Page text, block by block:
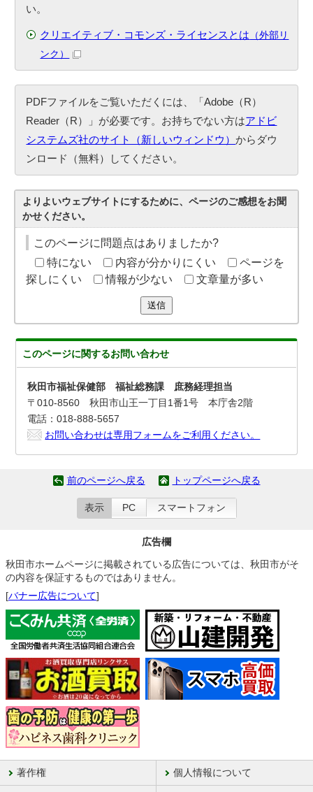
い。
クリエイティブ・コモンズ・ライセンスとは （外部リ
ンク）
PDFファイルをご覧いただくには、「Adobe（R）
Reader（R）」が必要です。お持ちでない方はアドビ
システムズ社のサイト（新しいウィンドウ）からダウ
ンロード（無料）してください。
よりよいウェブサイトにするために、ページのご感想をお聞
かせください。
このページに問題点はありましたか?
特にない
内容が分かりにくい
ページを
探しにくい
情報が少ない 文章量が多い
送信
このページに関するお問い合わせ
秋田市福祉保健部 福祉総務課 庶務経理担当
〒010-8560 秋田市山王一丁目1番1号 本庁舎2階
電話：018-888-5657
お問い合わせは専用フォームをご利用ください。
前のページへ戻る トップページへ戻る
表示 PC スマートフォン
広告欄
秋田市ホームページに掲載されている広告については、秋田市がそ
の内容を保証するものではありません。
[バナー広告について]
著作権 個人情報について